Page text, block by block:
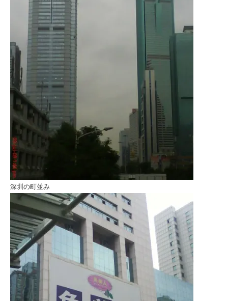
深圳の町並み